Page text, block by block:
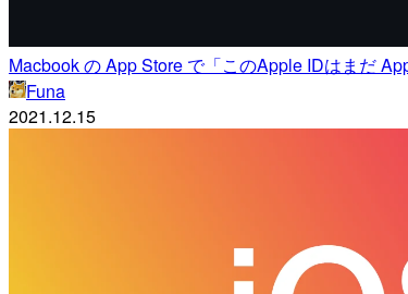
Macbook の App Store で「このApple IDはまだ
Funa
2021.12.15